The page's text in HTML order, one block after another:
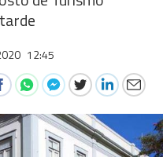
12:45